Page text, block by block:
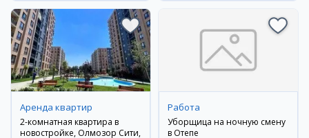
Аренда квартир
2-комнатная квартира в
новостройке, Олмозор Сити,
Работа
Уборщица на ночную смену
в Оқтепе